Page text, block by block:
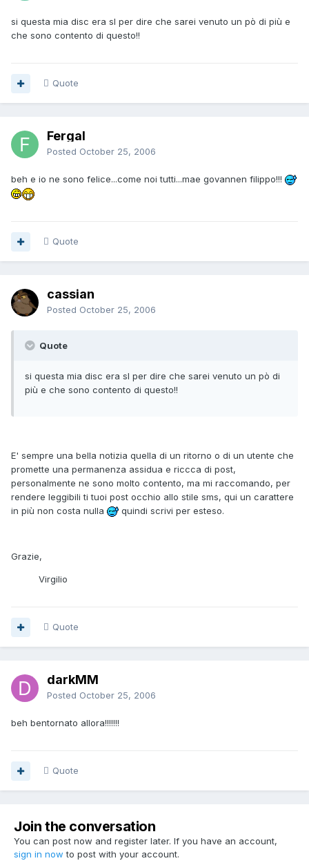
si questa mia disc era sl per dire che sarei venuto un pò di più e
che sono contento di questo!!
Quote
Fergal
Posted October 25, 2006
beh e io ne sono felice...come noi tutti...mae govannen filippo!!!
Quote
cassian
Posted October 25, 2006
Quote
si questa mia disc era sl per dire che sarei venuto un pò di
più e che sono contento di questo!!
E' sempre una bella notizia quella di un ritorno o di un utente che
promette una permanenza assidua e riccca di post,
personalmente ne sono molto contento, ma mi raccomando, per
rendere leggibili ti tuoi post occhio allo stile sms, qui un carattere
in più non costa nulla
quindi scrivi per esteso.
Grazie,
Virgilio
Quote
darkMM
Posted October 25, 2006
beh bentornato allora!!!!!!!
Quote
Join the conversation
You can post now and register later. If you have an account,
sign in now to post with your account.